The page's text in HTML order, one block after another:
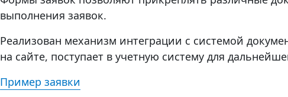
выполнения заявок.
Реализован механизм интеграции с системой
на сайте, поступает в учетную систему для
Пример заявки